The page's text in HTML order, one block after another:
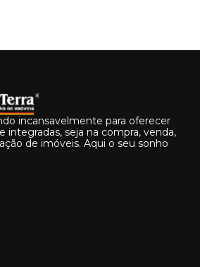
incansavelmente para oferecer
integradas, seja na compra, venda,
de imóveis. Aqui o seu sonho